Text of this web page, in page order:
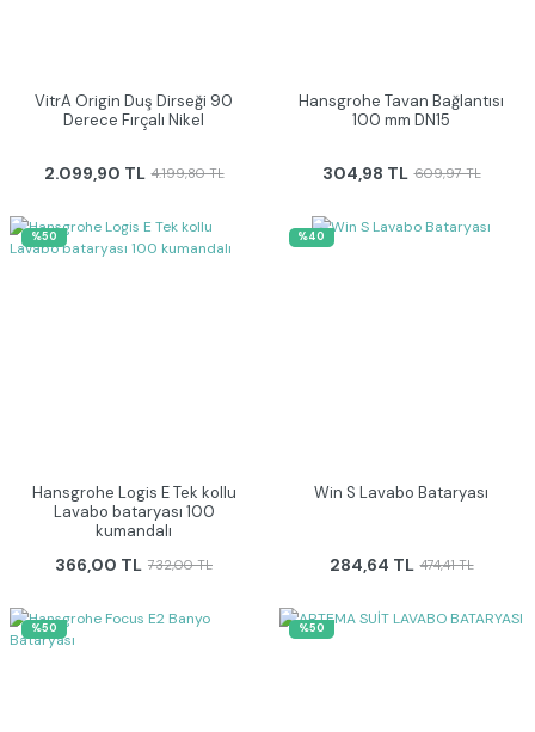
VitrA Origin Duş Dirseği 90
Derece Fırçalı Nikel
2.099,90 TL 4.199,80 TL
Hansgrohe Tavan Bağlantısı
100 mm DN15
304,98 TL 609,97 TL
%50
Hansgrohe Logis E Tek kollu
Lavabo bataryası 100
kumandalı
366,00 TL 732,00 TL
%40
Win S Lavabo Bataryası
284,64 TL 474,41 TL
%50 %50